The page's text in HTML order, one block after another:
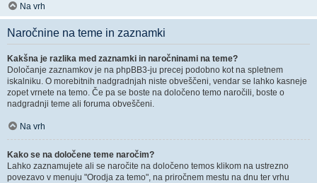
Na vrh
Naročnine na teme in zaznamki
Kakšna je razlika med zaznamki in naročninami na teme?
Določanje zaznamkov je na phpBB3-ju precej podobno kot na spletnem
iskalniku. O morebitnih nadgradnjah niste obveščeni, vendar se lahko kasneje
zopet vrnete na temo. Če pa se boste na določeno temo naročili, boste o
nadgradnji teme ali foruma obveščeni.
Na vrh
Kako se na določene teme naročim?
Lahko zaznamujete ali se naročite na določeno temos klikom na ustrezno
povezavo v menuju "Orodja za temo", na priročnem mestu na dnu ter vrhu